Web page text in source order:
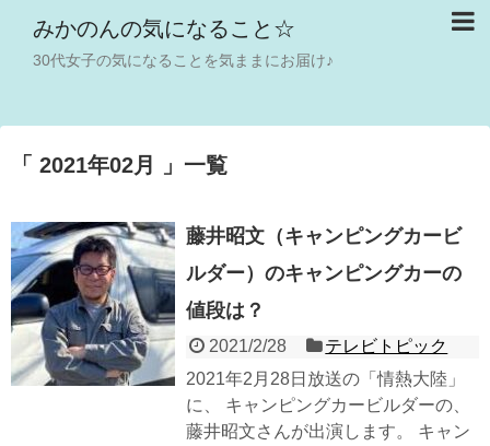
みかのんの気になること☆
30代女子の気になることを気ままにお届け♪
「 2021年02月 」一覧
藤井昭文（キャンピングカービ
ルダー）のキャンピングカーの
値段は？
2021/2/28
テレビトピック
2021年2月28日放送の「情熱大陸」
に、 キャンピングカービルダーの、
藤井昭文さんが出演します。 キャン